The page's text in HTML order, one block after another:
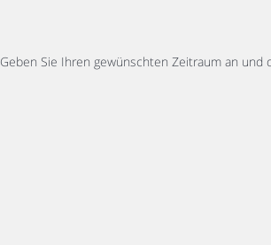
Geben Sie Ihren gewünschten Zeitraum an